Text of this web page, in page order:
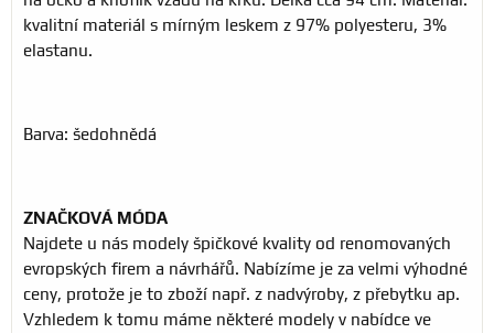
kvalitní materiál s mírným leskem z 97% polyesteru, 3%
elastanu.
Barva: šedohnědá
ZNAČKOVÁ MÓDA
Najdete u nás modely špičkové kvality od renomovaných
evropských firem a návrhářů. Nabízíme je za velmi výhodné
ceny, protože je to zboží např. z nadvýroby, z přebytku ap.
Vzhledem k tomu máme některé modely v nabídce ve